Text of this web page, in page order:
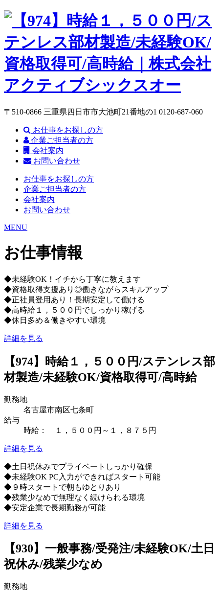
〒510-0866 三重県四日市市大池町21番地の1 0120-687-060
お仕事をお探しの方
企業ご担当者の方
会社案内
お問い合わせ
お仕事をお探しの方
企業ご担当者の方
会社案内
お問い合わせ
MENU
お仕事情報
◆未経験OK！イチから丁寧に教えます
◆資格取得支援あり◎働きながらスキルアップ
◆正社員登用あり！長期安定して働ける
◆高時給１，５００円でしっかり稼げる
◆休日多め＆働きやすい環境
詳細を見る
【974】時給１，５００円/ステンレス部
材製造/未経験OK/資格取得可/高時給
勤務地
名古屋市南区七条町
給与
時給： １，５００円～１，８７５円
詳細を見る
◆土日祝休みでプライベートしっかり確保
◆未経験OK PC入力ができればスタート可能
◆９時スタートで朝もゆとりあり
◆残業少なめで無理なく続けられる環境
◆安定企業で長期勤務が可能
詳細を見る
【930】一般事務/受発注/未経験OK/土日
祝休み/残業少なめ
勤務地